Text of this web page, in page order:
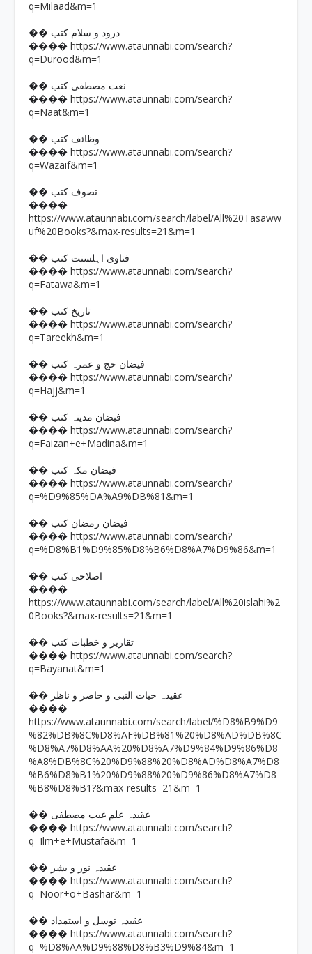
q=Milaad&m=1
�� درود و سلام کتب
���� https://www.ataunnabi.com/search?
q=Durood&m=1
�� نعت مصطفی کتب
���� https://www.ataunnabi.com/search?
q=Naat&m=1
�� وظائف کتب
���� https://www.ataunnabi.com/search?
q=Wazaif&m=1
�� تصوف کتب
����
https://www.ataunnabi.com/search/label/All%20Tasaww
uf%20Books?&max-results=21&m=1
�� فتاوی اہلسنت کتب
���� https://www.ataunnabi.com/search?
q=Fatawa&m=1
�� تاریخ کتب
���� https://www.ataunnabi.com/search?
q=Tareekh&m=1
�� فیضان حج و عمرہ کتب
���� https://www.ataunnabi.com/search?
q=Hajj&m=1
�� فیضان مدینہ کتب
���� https://www.ataunnabi.com/search?
q=Faizan+e+Madina&m=1
�� فیضان مکہ کتب
���� https://www.ataunnabi.com/search?
q=%D9%85%DA%A9%DB%81&m=1
�� فیضان رمضان کتب
���� https://www.ataunnabi.com/search?
q=%D8%B1%D9%85%D8%B6%D8%A7%D9%86&m=1
�� اصلاحی کتب
����
https://www.ataunnabi.com/search/label/All%20islahi%2
0Books?&max-results=21&m=1
�� تقاریر و خطبات کتب
���� https://www.ataunnabi.com/search?
q=Bayanat&m=1
�� عقیدہ حیات النبی و حاضر و ناظر
����
https://www.ataunnabi.com/search/label/%D8%B9%D9
%82%DB%8C%D8%AF%DB%81%20%D8%AD%DB%8C
%D8%A7%D8%AA%20%D8%A7%D9%84%D9%86%D8
%A8%DB%8C%20%D9%88%20%D8%AD%D8%A7%D8
%B6%D8%B1%20%D9%88%20%D9%86%D8%A7%D8
%B8%D8%B1?&max-results=21&m=1
�� عقیدہ علم غیب مصطفی
���� https://www.ataunnabi.com/search?
q=Ilm+e+Mustafa&m=1
�� عقیدہ نور و بشر
���� https://www.ataunnabi.com/search?
q=Noor+o+Bashar&m=1
�� عقیدہ توسل و استمداد
���� https://www.ataunnabi.com/search?
q=%D8%AA%D9%88%D8%B3%D9%84&m=1